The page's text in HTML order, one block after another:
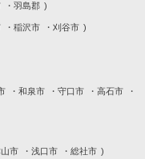
羽島郡
稲沢市 刈谷市
和泉市 守口市
高石市
市 浅口市 総社市